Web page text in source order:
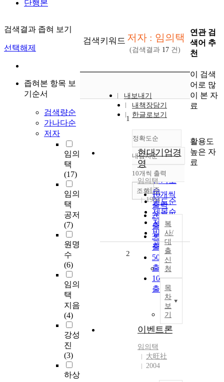
단행본
검색결과 좁혀 보기
선택해제
좁혀본 항목 보
기순서
검색량순
가나다순
저자
임의
택
(17)
임의
택
공저
(7)
원명
수
(6)
임의
택
지음
(4)
강성
진
(3)
하상
검색키워드 저자 : 임의택
(검색결과 17 건)
내보내기
내책장담기
한글로보기
정확도순
정확도
순
인기도
순
연도순
제목순
저자순
발행기
관순
내림차순
내림차순
10개씩 출력
10개씩
출력
20개씩
출력
30개씩
출력
50개씩
출력
100개씩
출력
조회
1
현대기업경
영
임의택
세종
1994
복
사/
대
출
신
청
목
차
보
기
2
이벤트론
임의택
大旺社
2004
연관 검
색어 추
천
이 검색
어로 많
이 본 자
료
활용도
높은 자
료